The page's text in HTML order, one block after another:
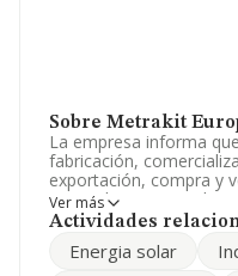
Sobre Metrakit
La empresa informa
fabricación,
exportación, compra y
como de sus
explotación de marcas
actividad CNAE es
Ver más
Actividades
Energia solar